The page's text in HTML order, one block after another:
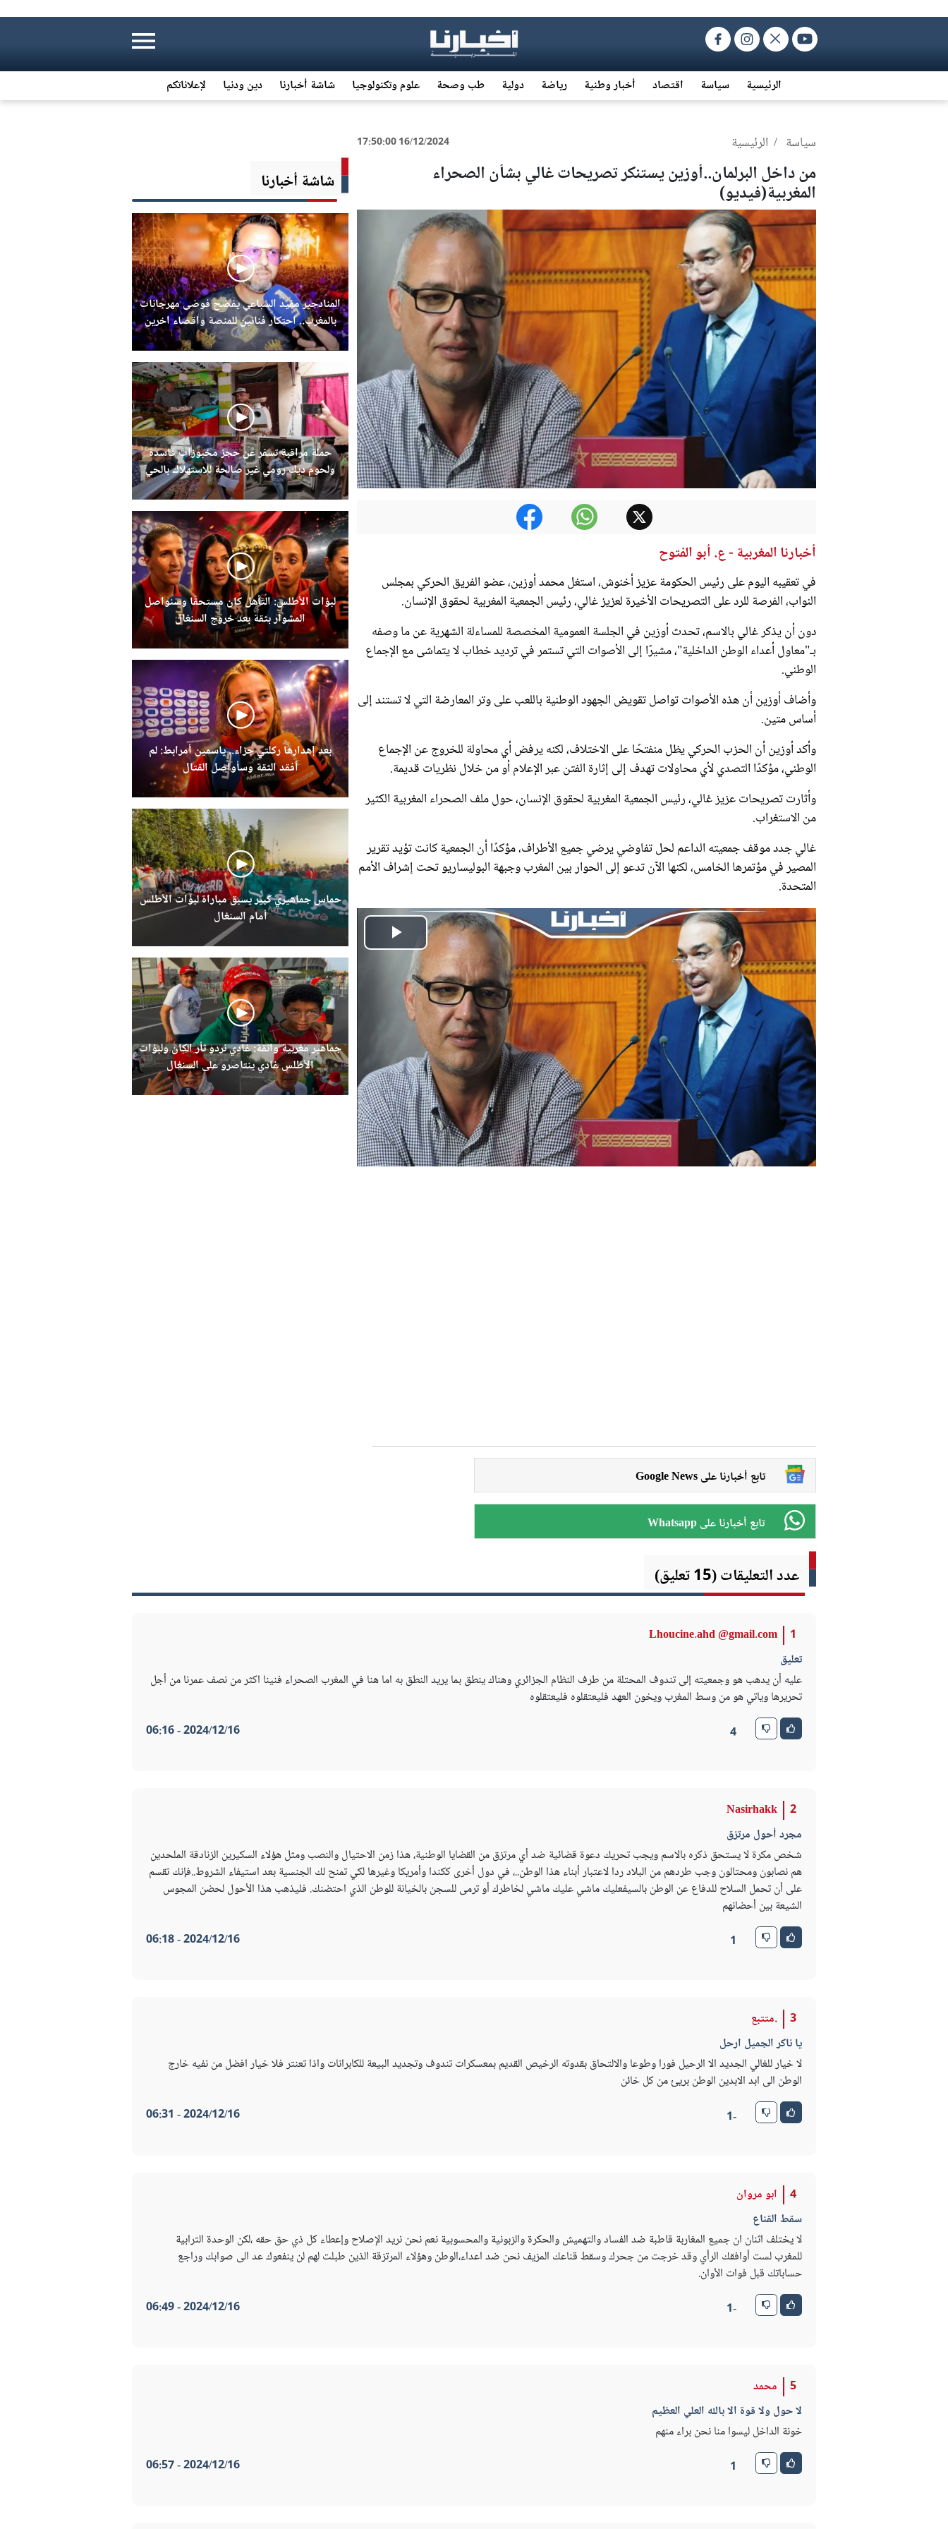
الرئيسية سياسة اقتصاد أخبار وطنية رياضة دولية طب وصحة علوم وتكنولوجيا شاشة أخبارنا دين ودنيا لإعلاناتكم
شاشة أخبارنا
المنادجير مفيد السباعي يفضح فوضى مهرجانات
بالمغرب.. احتكار فنانين للمنصة واقصاء اخرين
حملة مراقبة تسفر عن حجز مخبوزات فاسدة
ولحوم ديك رومي غير صالحة للاستهلاك بالحي
الحسني
لبؤات الأطلس: التأهل كان مستحقًا وسنواصل
المشوار بثقة بعد خروج السنغال
بعد إهدارها ركلتي جزاء.. ياسمين أمرابط: لم
أفقد الثقة وسأواصل القتال
حماس جماهيري كبير يسبق مباراة لبؤات الأطلس
أمام السنغال
جماهير مغربية واثقة: غادي نردو ثأر الكان ولبؤات
الأطلس غادي ينتاصرو على السنغال
16/12/2024 17:50:00 سياسة / الرئيسية
من داخل البرلمان..أوزين يستنكر تصريحات غالي بشأن الصحراء
المغربية(فيديو)
أخبارنا المغربية - ع. أبو الفتوح
في تعقيبه اليوم على رئيس الحكومة عزيز أخنوش، استغل محمد أوزين، عضو الفريق الحركي بمجلس
النواب، الفرصة للرد على التصريحات الأخيرة لعزيز غالي، رئيس الجمعية المغربية لحقوق الإنسان.
دون أن يذكر غالي بالاسم، تحدث أوزين في الجلسة العمومية المخصصة للمساءلة الشهرية عن ما وصفه
بـ"معاول أعداء الوطن الداخلية"، مشيرًا إلى الأصوات التي تستمر في ترديد خطاب لا يتماشى مع الإجماع
الوطني.
وأضاف أوزين أن هذه الأصوات تواصل تقويض الجهود الوطنية باللعب على وتر المعارضة التي لا تستند إلى
أساس متين.
وأكد أوزين أن الحزب الحركي يظل منفتحًا على الاختلاف، لكنه يرفض أي محاولة للخروج عن الإجماع
الوطني، مؤكدًا التصدي لأي محاولات تهدف إلى إثارة الفتن عبر الإعلام أو من خلال نظريات قديمة.
وأثارت تصريحات عزيز غالي، رئيس الجمعية المغربية لحقوق الإنسان، حول ملف الصحراء المغربية الكثير
من الاستغراب.
غالي جدد موقف جمعيته الداعم لحل تفاوضي يرضي جميع الأطراف، مؤكدًا أن الجمعية كانت تؤيد تقرير
المصير في مؤتمرها الخامس، لكنها الآن تدعو إلى الحوار بين المغرب وجبهة البوليساريو تحت إشراف الأمم
المتحدة.
Play
Video
Google News تابع أخبارنا على
Whatsapp تابع أخبارنا على
عدد التعليقات (15 تعليق)
1
Lhoucine.ahd @gmail.com
تعليق
عليه أن يدهب هو وجمعيته إلى تندوف المحتلة من طرف النظام الجزائري وهناك ينطق بما يريد النطق به اما هنا في المغرب الصحراء فنينا اكثر من نصف عمرنا من أجل
تحريرها وياتي هو من وسط المغرب ويخون العهد فليعتقلوه فليعتقلوه
4
2024/12/16 - 06:16
2
Nasirhakk
مجرد أحول مرتزق
شخص مكرة لا يستحق ذكره بالاسم ويجب تحريك دعوة قضائية ضد أي مرتزق من القضايا الوطنية، هذا زمن الاحتيال والنصب ومثل هؤلاء السكيرين الزنادقة الملحدين
هم نصابون ومحتالون وجب طردهم من البلاد ردا لاعتبار أبناء هذا الوطن..، في دول أخرى ككندا وأمريكا وغيرها لكي تمنح لك الجنسية بعد استيفاء الشروط..فإنك تقسم
على أن تحمل السلاح للدفاع عن الوطن بالسيفعليك ماشي عليك ماشي لخاطرك أو ترمى للسجن بالخيانة للوطن الذي احتضنك. فليذهب هذا الأحول لحضن المجوس
الشيعة بين أحضانهم
1
2024/12/16 - 06:18
3
.متتبع
يا ناكر الجميل ارحل
لا خيار للغالي الجديد الا الرحيل فورا وطوعا والالتحاق بقدوته الرخيص القديم بمعسكرات تندوف وتجديد البيعة للكابرانات واذا تعنتر فلا خيار افضل من نفيه خارج
الوطن الى ابد الابدين الوطن بريئ من كل خائن
-1
2024/12/16 - 06:31
4
ابو مروان
سقط القناع
لا يختلف اثنان ان جميع المغاربة قاطبة ضد الفساد والتهميش والحكرة والزبونية والمحسوبية نعم نحن نريد الإصلاح وإعطاء كل ذي حق حقه ،لكن الوحدة الترابية
للمغرب لست أوافقك الرأي وقد خرجت من جحرك وسقط قناعك المزيف نحن ضد اعداء،الوطن وهؤلاء المرتزقة الذين طبلت لهم لن ينفعوك عد الى صوابك وراجع
حساباتك قبل فوات الأوان.
-1
2024/12/16 - 06:49
5
محمد
لا حول ولا قوة الا بالله العلي العظيم
خونة الداخل ليسوا منا نحن براء منهم
1
2024/12/16 - 06:57